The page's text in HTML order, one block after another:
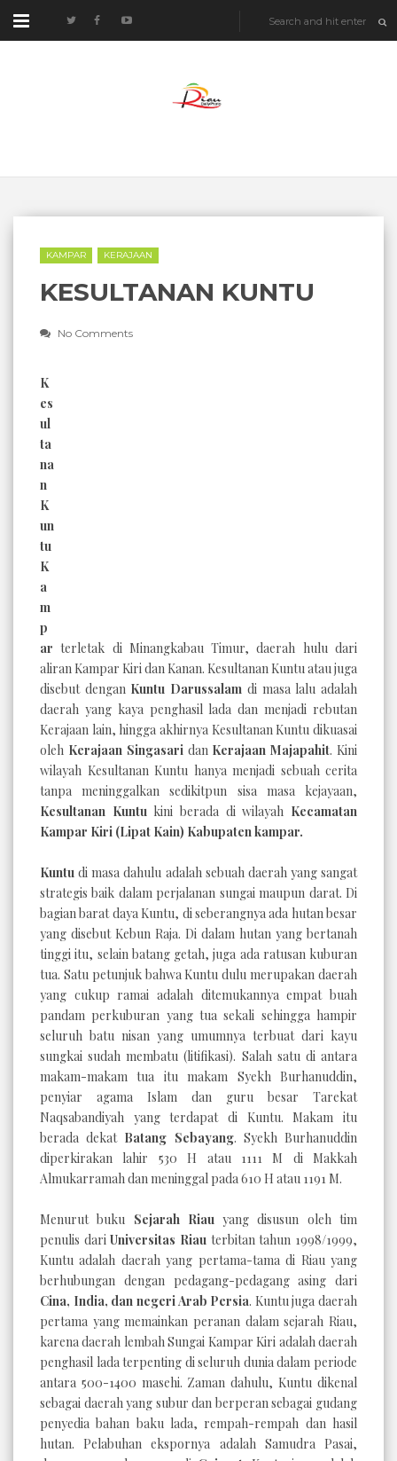
KAMPAR KERAJAAN
KESULTANAN KUNTU
No Comments
K
es
ul
ta
na
n
K
un
tu
K
a
m
p
ar terletak di Minangkabau Timur, daerah hulu dari
aliran Kampar Kiri dan Kanan. Kesultanan Kuntu atau juga
disebut denganKuntu Darussalam di masa lalu adalah
daerah yang kaya penghasil lada dan menjadi rebutan
Kerajaan lain, hingga akhirnya Kesultanan Kuntu dikuasai
oleh Kerajaan Singasaridan Kerajaan Majapahit. Kini
wilayah Kesultanan Kuntu hanya menjadi sebuah cerita
tanpa meninggalkan sedikitpun sisa masa kejayaan,
Kesultanan Kuntukini berada di wilayah Kecamatan
Kampar Kiri (Lipat Kain) Kabupaten kampar.
Kuntu di masa dahulu adalah sebuah daerah yang sangat
strategis baik dalam perjalanan sungai maupun darat. Di
bagian barat daya Kuntu, di seberangnya ada hutan besar
yang disebut Kebun Raja. Di dalam hutan yang bertanah
tinggi itu, selain batang getah, juga ada ratusan kuburan
tua. Satu petunjuk bahwa Kuntu dulu merupakan daerah
yang cukup ramai adalah ditemukannya empat buah
pandam perkuburan yang tua sekali sehingga hampir
seluruh batu nisan yang umumnya terbuat dari kayu
sungkai sudah membatu (litifikasi). Salah satu di antara
makam-makam tua itu makam Syekh Burhanuddin,
penyiar agama Islam dan guru besar Tarekat
Naqsabandiyah yang terdapat di Kuntu. Makam itu
berada dekat Batang Sebayang. Syekh Burhanuddin
diperkirakan lahir 530 H atau 1111 M di Makkah
Almukarramah dan meninggal pada 610 H atau 1191 M.
Menurut buku Sejarah Riauyang disusun oleh tim
penulis dariUniversitas Riau terbitan tahun 1998/1999,
Kuntu adalah daerah yang pertama-tama di Riau yang
berhubungan dengan pedagang-pedagang asing dari
Cina, India, dan negeri Arab Persia. Kuntu juga daerah
pertama yang memainkan peranan dalam sejarah Riau,
karena daerah lembah Sungai Kampar Kiri adalah daerah
penghasil lada terpenting di seluruh dunia dalam periode
antara 500-1400 masehi. Zaman dahulu, Kuntu dikenal
sebagai daerah yang subur dan berperan sebagai gudang
penyedia bahan baku lada, rempah-rempah dan hasil
hutan. Pelabuhan ekspornya adalah Samudra Pasai,